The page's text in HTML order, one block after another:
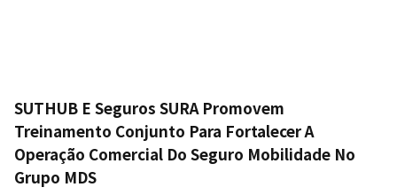
SUTHUB E Seguros SURA Promovem
Treinamento Conjunto Para Fortalecer A
Operação Comercial Do Seguro Mobilidade No
Grupo MDS